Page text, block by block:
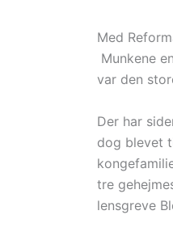
Med
Munkene
var den
Der har
dog blevet
tre
lensgreve